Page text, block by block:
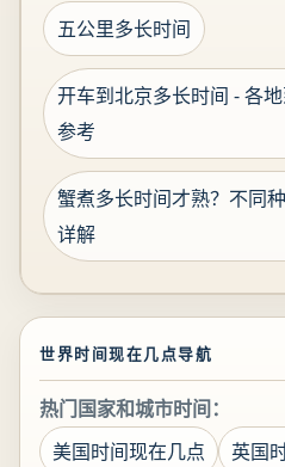
五公里多长时间
开车到北京多长时间 - 各
参考
蟹煮多长时间才熟？不同
详解
世界时间现在几点导航
热门国家和城市时间：
美国时间现在几点
英国